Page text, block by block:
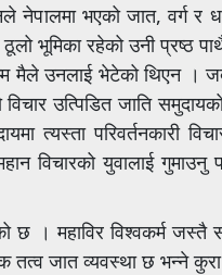
भएको जात, वर्ग र
भूमिका रहेको उनी प्रष्ठ
मैले उनलाई भेटेको थिएन ।
उत्पिडित जाति
त्यस्ता परिवर्तनकारी
विचारको युवालाई
छ । महाविर विश्वकर्म
तत्व जात व्यवस्था छ भन्ने